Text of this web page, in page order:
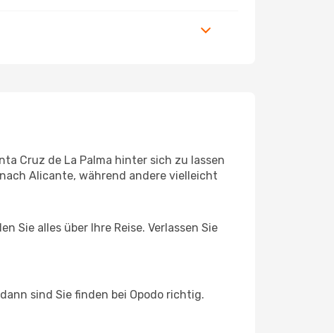
Cruz de La Palma hinter sich zu lassen
Alicante, während andere vielleicht
Sie alles über Ihre Reise. Verlassen Sie
sind Sie finden bei Opodo richtig.